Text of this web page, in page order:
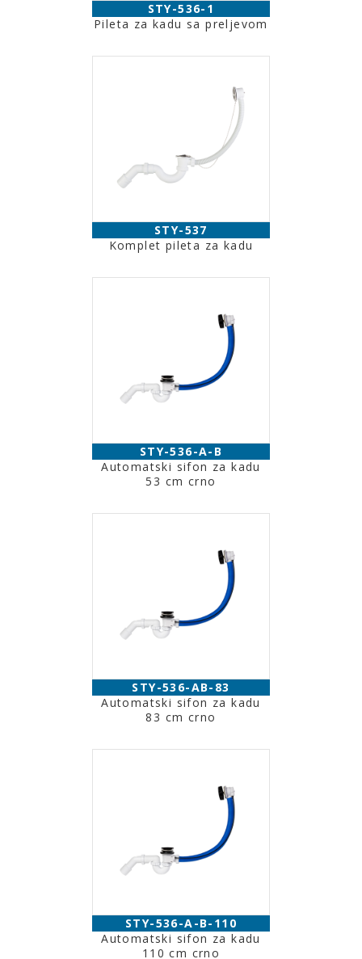
STY-536-1
Pileta za kadu sa preljevom
STY-537
Komplet pileta za kadu
STY-536-A-B
Automatski sifon za kadu
53 cm crno
STY-536-AB-83
Automatski sifon za kadu
83 cm crno
STY-536-A-B-110
Automatski sifon za kadu
110 cm crno